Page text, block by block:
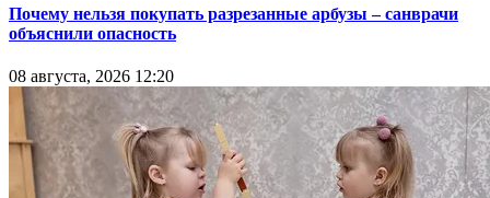
Почему нельзя покупать разрезанные арбузы – санврачи
объяснили опасность
08 августа, 2026 12:20